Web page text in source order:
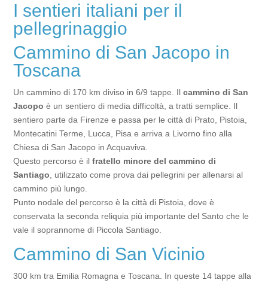
I sentieri italiani per il
pellegrinaggio
Cammino di San Jacopo in
Toscana
Un cammino di 170 km diviso in 6/9 tappe. Ilcammino di San
Jacopo è un sentiero di media difficoltà, a tratti semplice. Il
sentiero parte da Firenze e passa per le città di Prato, Pistoia,
Montecatini Terme, Lucca, Pisa e arriva a Livorno fino alla
Chiesa di San Jacopo in Acquaviva.
Questo percorso è ilfratello minore del cammino di
Santiago , utilizzato come prova dai pellegrini per allenarsi al
cammino più lungo.
Punto nodale del percorso è la città di Pistoia, dove è
conservata la seconda reliquia più importante del Santo che le
vale il soprannome di Piccola Santiago.
Cammino di San Vicinio
300 km tra Emilia Romagna e Toscana. In queste 14 tappe alla